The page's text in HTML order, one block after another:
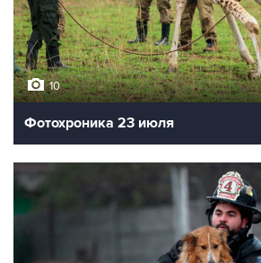
10
Фотохроника 23 июля